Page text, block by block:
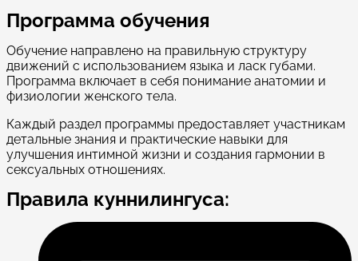
Программа обучения
Обучение направлено на правильную структуру
движений с использованием языка и ласк губами.
Программа включает в себя понимание анатомии и
физиологии женского тела.
Каждый раздел программы предоставляет участникам
детальные знания и практические навыки для
улучшения интимной жизни и создания гармонии в
сексуальных отношениях.
Правила куннилингуса: